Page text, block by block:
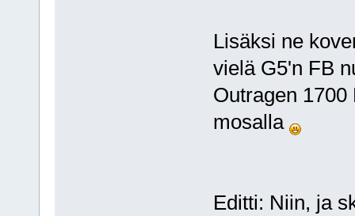
Lisäksi ne
vielä G5'n FB
Outragen
mosalla
Editti: Niin, ja